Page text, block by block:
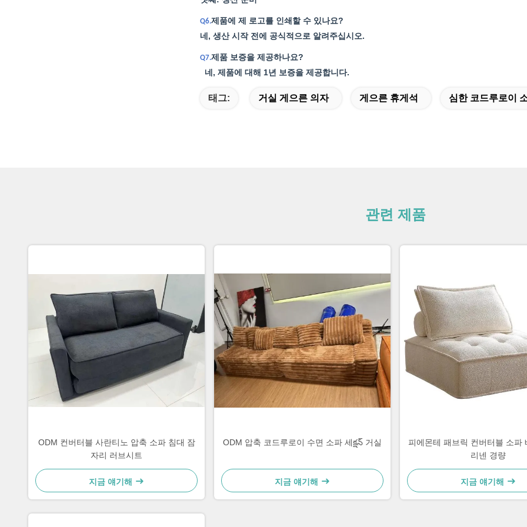
Q6.제품에 제 로고를 인쇄할 수 있나요?
네, 생산 시작 전에 공식적으로 알려주십시오.
Q7.제품 보증을 제공하나요?
네, 제품에 대해 1년 보증을 제공합니다.
태그: 거실 게으른 의자 게으른 휴게석 심한 코드루로이
관련 제품
ODM 컨버터블 사란티노 압축 소파 침대 잠
자리 러브시트
지금 얘기해
ODM 압축 코드루로이 수면 소파 세క్షన్ 거실
지금 얘기해
피에몬테 패브릭 컨버터블 소파
리넨 경량
지금 얘기해